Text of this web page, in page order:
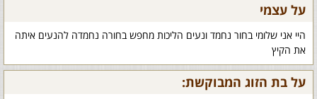
על עצמי
היי אני שלומי בחור נחמד ונעים הליכות מחפש בחורה נחמדה להנעים איתה
את הקיץ
על בת הזוג המבוקשת: